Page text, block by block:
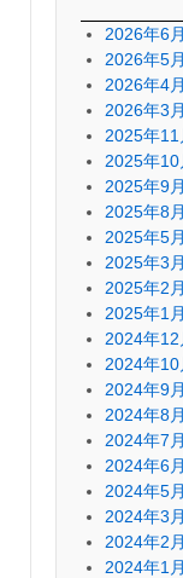
2026年6月
2026年5月
2026年4月
2026年3月
2025年11
2025年10
2025年9月
2025年8月
2025年5月
2025年3月
2025年2月
2025年1月
2024年12
2024年10
2024年9月
2024年8月
2024年7月
2024年6月
2024年5月
2024年3月
2024年2月
2024年1月